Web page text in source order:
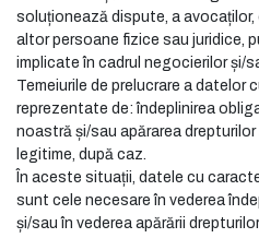
soluționează dispute, a
altor persoane fizice sau juridice,
implicate în cadrul negocierilor și/
Temeiurile de prelucrare a datelor
reprezentate de: îndeplinirea
noastră și/sau apărarea
legitime, după caz.
În aceste situații, datele cu
sunt cele necesare în vederea
și/sau în vederea apărării